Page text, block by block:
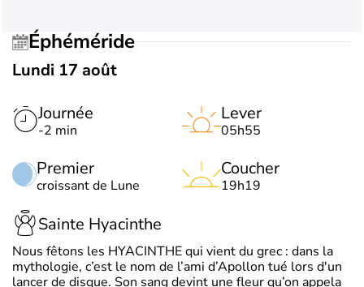
Éphéméride
Lundi 17 août
Journée
-2 min
Premier
croissant de Lune
Lever
05h55
Coucher
19h19
Sainte Hyacinthe
Nous fêtons les HYACINTHE qui vient du grec : dans la
mythologie, c’est le nom de l’ami d’Apollon tué lors d'un
lancer de disque. Son sang devint une fleur qu’on appela